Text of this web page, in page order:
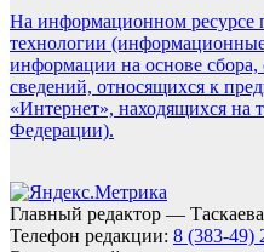
На информационном ресурсе
технологии
информации на основе сбора,
сведений, относящихся к
«Интернет», находящихся на
Федерации).
Главный редактор —
Телефон редакции: 8 (383-49)